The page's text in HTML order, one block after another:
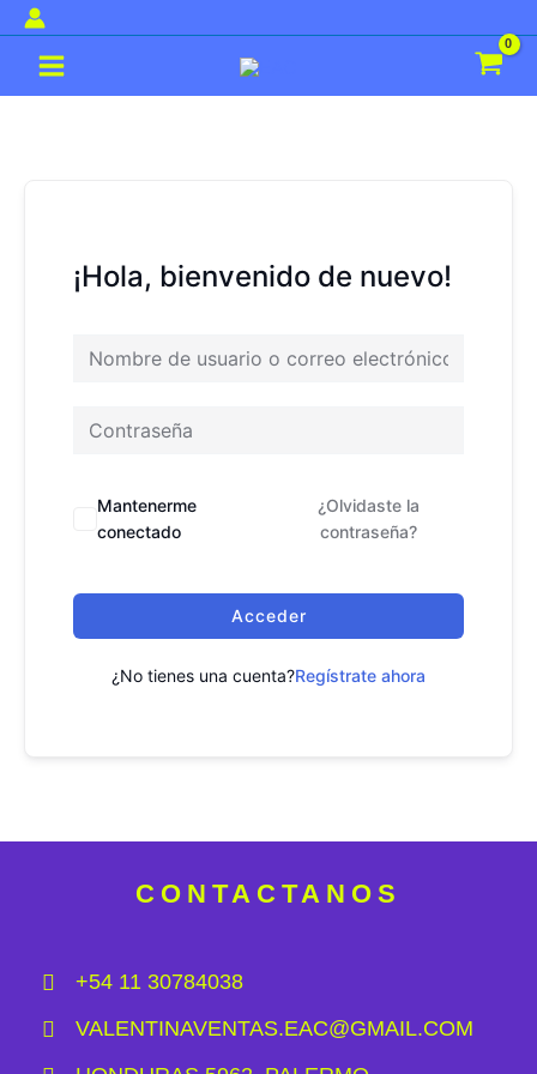
al
contenido
Main
¡Hola, bienvenido de nuevo!
Mantenerme
conectado
¿Olvidaste la
contraseña?
Acceder
¿No tienes una cuenta?Regístrate ahora
CONTACTANOS
+54 11 30784038
VALENTINAVENTAS.EAC@GMAIL.COM